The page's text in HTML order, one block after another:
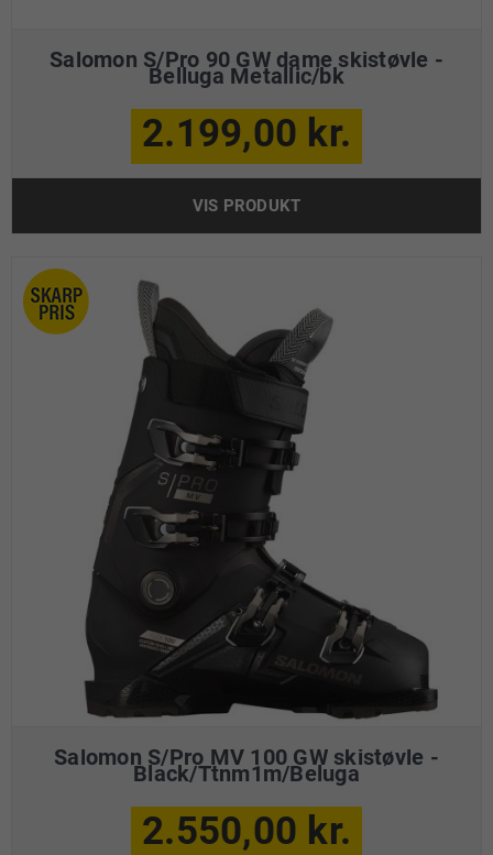
Salomon S/Pro 90 GW dame skistøvle -
Belluga Metallic/bk
2.199,00 kr.
VIS PRODUKT
Salomon S/Pro MV 100 GW skistøvle -
Black/Ttnm1m/Beluga
2.550,00 kr.